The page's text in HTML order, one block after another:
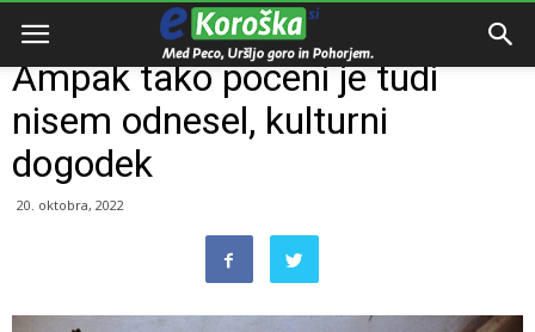
Domov
Ampak tako poceni je tudi
nisem odnesel, kulturni
dogodek
20. oktobra, 2022